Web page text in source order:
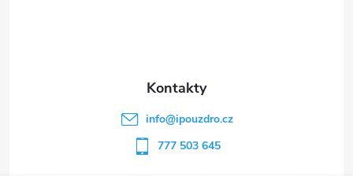
info@ipouzdro.cz
777 503 645